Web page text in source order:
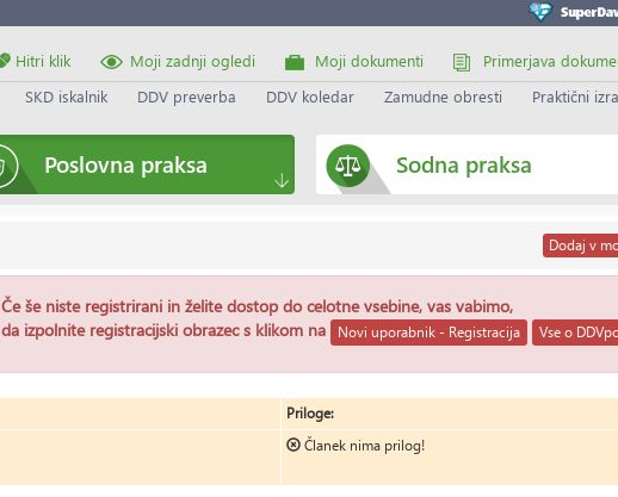
Hitri klik Moji zadnji ogledi Moji dokumenti
Primerjava
SKD iskalnik
DDV preverba DDV koledar Zamudne obresti Praktični
Poslovna praksa Sodna praksa
Dodaj v
Če še niste registrirani in želite dostop do celotne vsebine, vas vabimo,
da izpolnite registracijski obrazec s klikom na
Novi uporabnik - Registracija Vse o
Priloge:
Članek nima prilog!